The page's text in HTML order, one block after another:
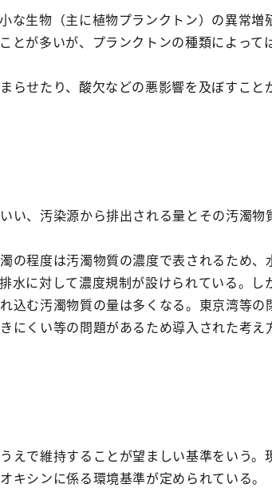
な生物（主に植物プランクトン）の異常増
とが多いが、プランクトンの種類によって
らせたり、酸欠などの悪影響を及ぼすこと
い、汚染源から排出される量とその汚濁物
の程度は汚濁物質の濃度で表されるため、
水に対して濃度規制が設けられている。し
込む汚濁物質の量は多くなる。東京湾等の
にくい等の問題があるため導入された考え
えで維持することが望ましい基準をいう。
キシンに係る環境基準が定められている。